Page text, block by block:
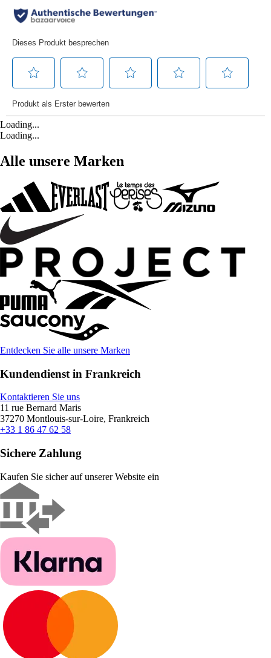
Loading...
Loading...
Alle unsere Marken
Entdecken Sie alle unsere Marken
Kundendienst in Frankreich
Kontaktieren Sie uns
11 rue Bernard Maris
37270 Montlouis-sur-Loire, Frankreich
+33 1 86 47 62 58
Sichere Zahlung
Kaufen Sie sicher auf unserer Website ein